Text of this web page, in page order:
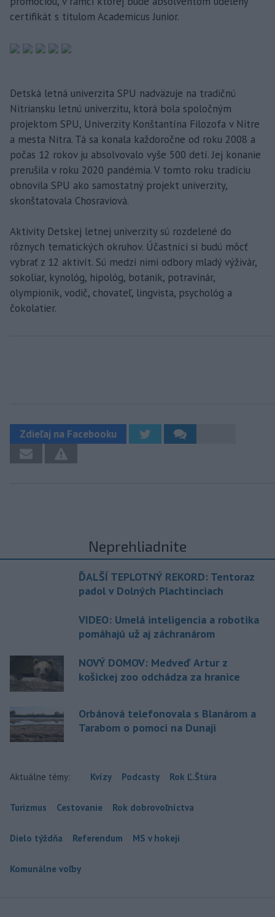
certifikát s titulom Academicus Junior.
Detská letná univerzita SPU nadväzuje na tradičnú
Nitriansku letnú univerzitu, ktorá bola spoločným
projektom SPU, Univerzity Konštantína Filozofa v Nitre
a mesta Nitra. Tá sa konala každoročne od roku 2008 a
počas 12 rokov ju absolvovalo vyše 500 detí. Jej konanie
prerušila v roku 2020 pandémia. V tomto roku tradíciu
obnovila SPU ako samostatný projekt univerzity,
skonštatovala Chosraviová.
Aktivity Detskej letnej univerzity sú rozdelené do
rôznych tematických okruhov. Účastníci si budú môcť
vybrať z 12 aktivít. Sú medzi nimi odbory mladý výživár,
sokoliar, kynológ, hipológ, botanik, potravinár,
olympionik, vodič, chovateľ, lingvista, psychológ a
čokolatier.
Zdieľaj na Facebooku
Neprehliadnite
ĎALŠÍ TEPLOTNÝ REKORD: Tentoraz
padol v Dolných Plachtinciach
VIDEO: Umelá inteligencia a robotika
pomáhajú už aj záchranárom
NOVÝ DOMOV: Medveď Artur z
košickej zoo odchádza za hranice
Orbánová telefonovala s Blanárom a
Tarabom o pomoci na Dunaji
Aktuálne témy: Kvízy Podcasty Rok Ľ.Štúra
Turizmus Cestovanie Rok dobrovoľníctva
Dielo týždňa Referendum MS v hokeji
Komunálne voľby